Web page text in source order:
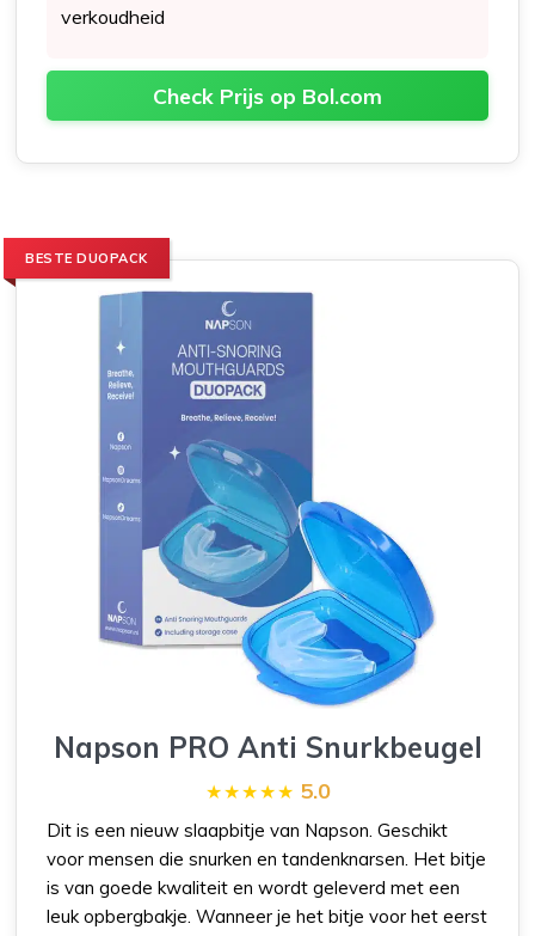
verkoudheid
Check Prijs op Bol.com
BESTE DUOPACK
Napson PRO Anti Snurkbeugel
5.0
Dit is een nieuw slaapbitje van Napson. Geschikt
voor mensen die snurken en tandenknarsen. Het bitje
is van goede kwaliteit en wordt geleverd met een
leuk opbergbakje. Wanneer je het bitje voor het eerst